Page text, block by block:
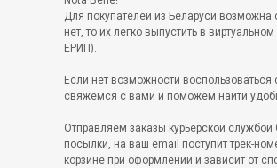
Для покупателей из Беларуси
нет, то их легко выпустить в
ЕРИП).
Если нет возможности
свяжемся с вами и поможем найти
Отправляем заказы курьерской
посылки, на ваш email поступит трек-
корзине при оформлении и зависит от